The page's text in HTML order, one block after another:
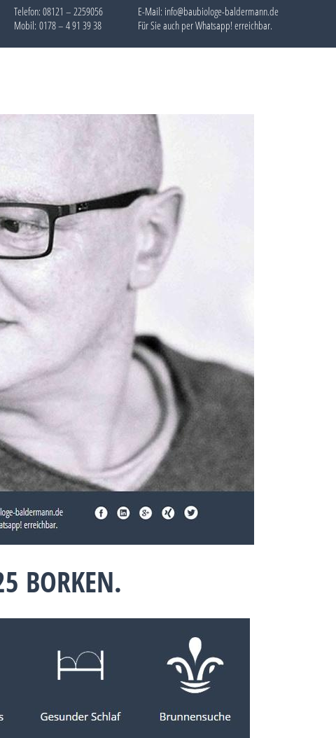
Telefon: 08121 – 2259056
Mobil: 0178 – 4 91 39 38
E-Mail: info@baubiologe-baldermann.de
Für Sie auch perWhatsapp!erreichbar.
BORKEN.